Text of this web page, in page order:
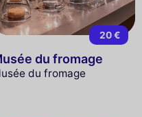
20 €
du fromage
du fromage